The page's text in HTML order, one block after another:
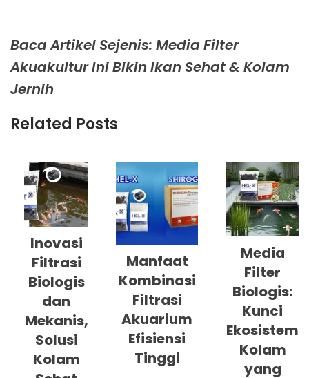
Baca Artikel Sejenis: Media Filter
Akuakultur Ini Bikin Ikan Sehat & Kolam
Jernih
Related Posts
Inovasi
Filtrasi
Biologis
dan
Mekanis,
Solusi
Kolam
Manfaat
Kombinasi
Filtrasi
Akuarium
Efisiensi
Tinggi
Media
Filter
Biologis:
Kunci
Ekosistem
Kolam
yang